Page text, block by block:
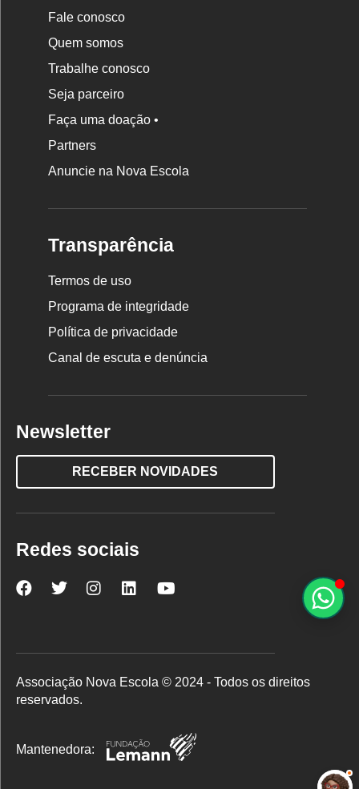
Fale conosco
Quem somos
Trabalhe conosco
Seja parceiro
Faça uma doação •
Partners
Anuncie na Nova Escola
Transparência
Termos de uso
Programa de integridade
Política de privacidade
Canal de escuta e denúncia
Newsletter
RECEBER NOVIDADES
Redes sociais
Nova
Facebook
Nova
Twitter
Nova
Instagram
Nova
LinkedInYouTube
Associação Nova Escola © 2024 - Todos os direitos
reservados.
Mantenedora: